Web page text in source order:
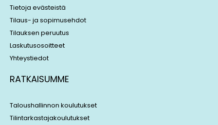
Tietoja evästeistä
Tilaus- ja sopimusehdot
Tilauksen peruutus
Laskutusosoitteet
Yhteystiedot
RATKAISUMME
Taloushallinnon koulutukset
Tilintarkastajakoulutukset